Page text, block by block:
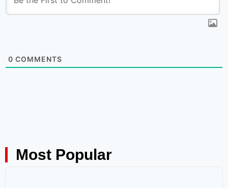
0 COMMENTS
Most Popular